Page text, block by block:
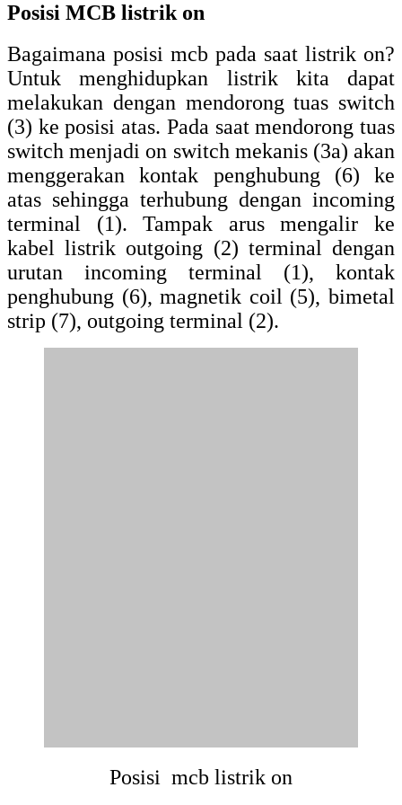
Posisi MCB listrik on
Bagaimana posisi mcb pada saat listrik on?
Untuk menghidupkan listrik kita dapat
melakukan dengan mendorong tuas switch
(3) ke posisi atas. Pada saat mendorong tuas
switch menjadi on switch mekanis (3a) akan
menggerakan kontak penghubung (6) ke
atas sehingga terhubung dengan incoming
terminal (1). Tampak arus mengalir ke
kabel listrik outgoing (2) terminal dengan
urutan incoming terminal (1), kontak
penghubung (6), magnetik coil (5), bimetal
strip (7), outgoing terminal (2).
Posisi mcb listrik on